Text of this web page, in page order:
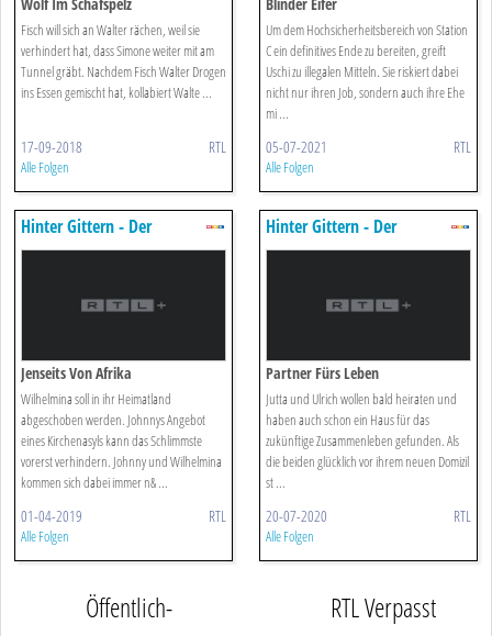
Wolf Im Schafspelz
Fisch will sich an Walter rächen, weil sie
verhindert hat, dass Simone weiter mit am
Tunnel gräbt. Nachdem Fisch Walter Drogen
ins Essen gemischt hat, kollabiert Walte ...
17-09-2018 RTL
Alle Folgen
Blinder Eifer
Um dem Hochsicherheitsbereich von Station
C ein definitives Ende zu bereiten, greift
Uschi zu illegalen Mitteln. Sie riskiert dabei
nicht nur ihren Job, sondern auch ihre Ehe
mi ...
05-07-2021 RTL
Alle Folgen
Hinter Gittern - Der
Frauenknast
Jenseits Von Afrika
Wilhelmina soll in ihr Heimatland
abgeschoben werden. Johnnys Angebot
eines Kirchenasyls kann das Schlimmste
vorerst verhindern. Johnny und Wilhelmina
kommen sich dabei immer n& ...
01-04-2019 RTL
Alle Folgen
Hinter Gittern - Der
Frauenknast
Partner Fürs Leben
Jutta und Ulrich wollen bald heiraten und
haben auch schon ein Haus für das
zukünftige Zusammenleben gefunden. Als
die beiden glücklich vor ihrem neuen Domizil
st ...
20-07-2020 RTL
Alle Folgen
Öffentlich-
RTL Verpasst